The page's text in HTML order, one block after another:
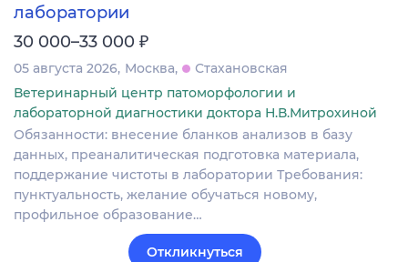
лаборатории
30 000–33 000 ₽
05 августа 2026 Москва
Стахановская
Ветеринарный центр патоморфологии и
лабораторной диагностики доктора Н.В.Митрохиной
Обязанности: внесение бланков анализов в базу
данных, преаналитическая подготовка материала,
поддержание чистоты в лаборатории Требования:
пунктуальность, желание обучаться новому,
профильное образование…
Откликнуться